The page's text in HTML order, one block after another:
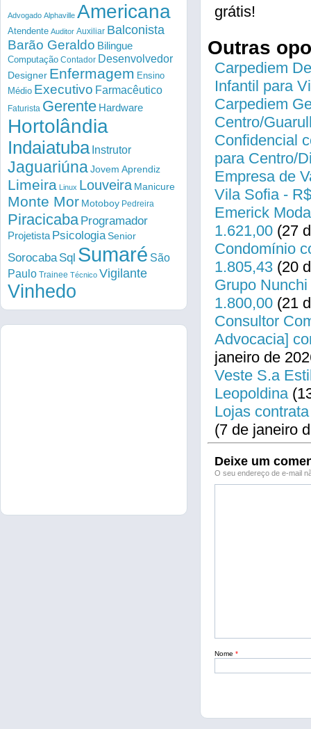
grátis!
Outras
Carpediem
Infantil para
Carpediem
Centro/
Confidencial
para Centro/
Empresa de
Vila Sofia -
Emerick
1.621,00 (27
Condomínio
1.805,43 (20
Grupo
1.800,00 (21
Consultor
Advocacia]
janeiro de
Veste S.a
Leopoldina
Lojas
(7 de janeiro
Deixe um
O seu endereço de e-mail
Nome *
Advogado Alphaville Americana
Atendente Auditor Auxiliar Balconista
Barão Geraldo Bilingue
Computação Contador Desenvolvedor
Designer Enfermagem Ensino
Médio Executivo Farmacêutico
Faturista Gerente Hardware
Hortolândia
Indaiatuba Instrutor
Jaguariúna Jovem Aprendiz
Limeira Linux Louveira Manicure
Monte Mor Motoboy Pedreira
Piracicaba Programador
Projetista PsicologiaSenior
Sorocaba Sql Sumaré São
Paulo Trainee Técnico Vigilante
Vinhedo